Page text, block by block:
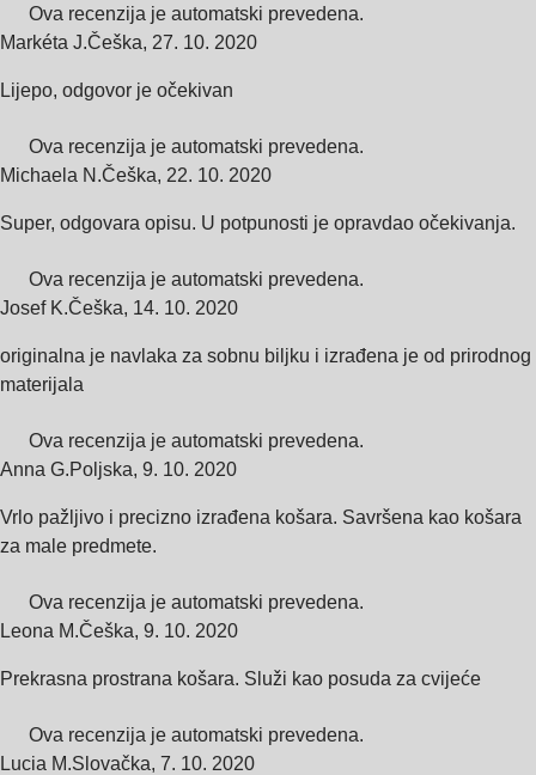
Ova recenzija je automatski prevedena.
Markéta J.Češka, 27. 10. 2020
Lijepo, odgovor je očekivan
Ova recenzija je automatski prevedena.
Michaela N.Češka, 22. 10. 2020
Super, odgovara opisu. U potpunosti je opravdao očekivanja.
Ova recenzija je automatski prevedena.
Josef K.Češka, 14. 10. 2020
originalna je navlaka za sobnu biljku i izrađena je od prirodnog
materijala
Ova recenzija je automatski prevedena.
Anna G.Poljska, 9. 10. 2020
Vrlo pažljivo i precizno izrađena košara. Savršena kao košara
za male predmete.
Ova recenzija je automatski prevedena.
Leona M.Češka, 9. 10. 2020
Prekrasna prostrana košara. Služi kao posuda za cvijeće
Ova recenzija je automatski prevedena.
Lucia M.Slovačka, 7. 10. 2020